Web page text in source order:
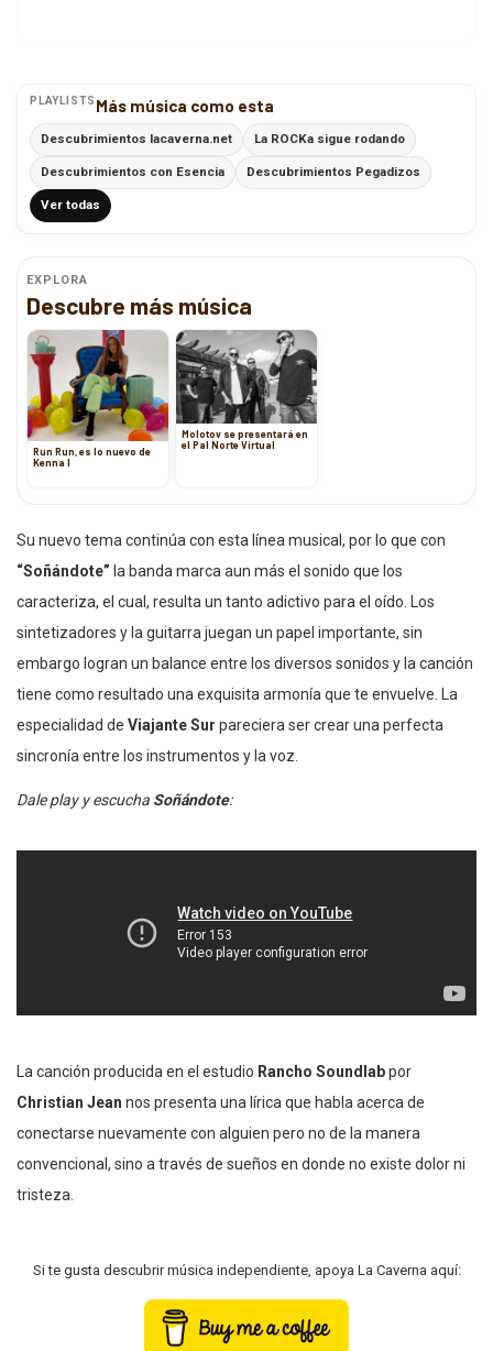
PLAYLISTS Más música como esta
Descubrimientos lacaverna.net La ROCKa sigue rodando
Descubrimientos con Esencia Descubrimientos Pegadizos
Ver todas
EXPLORA
Descubre más música
Run Run, es lo nuevo de
Kenna I
Molotov se presentará en
el Pal Norte Virtual
Su nuevo tema continúa con esta línea musical, por lo que con
“Soñándote” la banda marca aun más el sonido que los
caracteriza, el cual, resulta un tanto adictivo para el oído. Los
sintetizadores y la guitarra juegan un papel importante, sin
embargo logran un balance entre los diversos sonidos y la canción
tiene como resultado una exquisita armonía que te envuelve. La
especialidad de Viajante Sur pareciera ser crear una perfecta
sincronía entre los instrumentos y la voz.
Dale play y escucha Soñándote:
La canción producida en el estudio Rancho Soundlabpor
Christian Jean nos presenta una lírica que habla acerca de
conectarse nuevamente con alguien pero no de la manera
convencional, sino a través de sueños en donde no existe dolor ni
tristeza.
Si te gusta descubrir música independiente, apoya La Caverna aquí: